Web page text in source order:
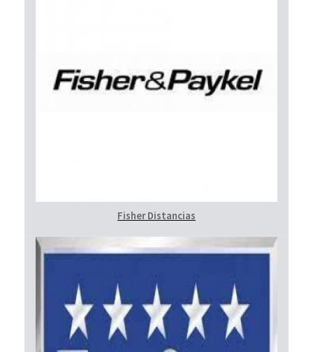
Fisher Distancias